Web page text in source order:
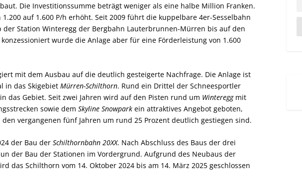
Die Investitionssumme beträgt weniger als eine halbe Million Franken.
auf 1.600 P/h erhöht. Seit 2009 führt die kuppelbare 4er-Sesselbahn
der Station Winteregg der Bergbahn Lauterbrunnen-Mürren bis auf den
wurde die Anlage aber für eine Förderleistung von 1.600
mit dem Ausbau auf die deutlich gesteigerte Nachfrage. Die Anlage ist
in das Skigebiet Mürren-Schilthorn. Rund ein Drittel der Schneesportler
das Gebiet. Seit zwei Jahren wird auf den Pisten rund um Wintereggmit
sowie dem Skyline Snowpark ein attraktives Angebot geboten,
vergangenen fünf Jahren um rund 25 Prozent deutlich gestiegen sind.
der Bau der Schilthornbahn 20XX. Nach Abschluss des Baus der drei
der Bau der Stationen im Vordergrund. Aufgrund des Neubaus der
das Schilthorn vom 14. Oktober 2024 bis am 14. März 2025 geschlossen